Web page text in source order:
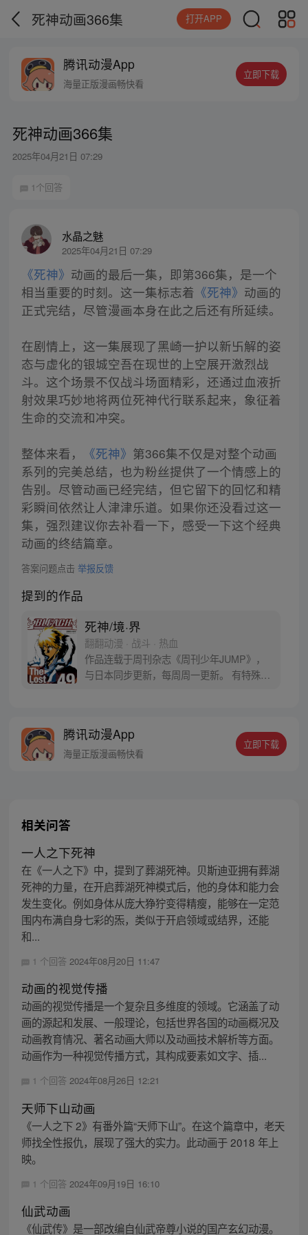
死神动画366集 打开APP
腾讯动漫App
海量正版漫画畅快看
立即下载
死神动画366集
2025年04月21日 07:29
1个回答
水晶之魅
2025年04月21日 07:29
《死神》 动画的最后一集，即第366集，是一个
相当重要的时刻。这一集标志着 《死神》 动画的
正式完结，尽管漫画本身在此之后还有所延续。
在剧情上，这一集展现了黑崎一护以新卐解的姿
态与虚化的银城空吾在现世的上空展开激烈战
斗。这个场景不仅战斗场面精彩，还通过血液折
射效果巧妙地将两位死神代行联系起来，象征着
生命的交流和冲突。
整体来看， 《死神》 第366集不仅是对整个动画
系列的完美总结，也为粉丝提供了一个情感上的
告别。尽管动画已经完结，但它留下的回忆和精
彩瞬间依然让人津津乐道。如果你还没看过这一
集，强烈建议你去补看一下，感受一下这个经典
动画的终结篇章。
答案问题点击 举报反馈
提到的作品
死神/境·界
翻翻动漫 · 战斗 · 热血
作品连载于周刊杂志《周刊少年JUMP》，
与日本同步更新，每周周一更新。 有特殊能
的和平，一护、露琪亚和伙伴们开始了漫漫
征程。
腾讯动漫App
海量正版漫画畅快看
立即下载
相关问答
一人之下死神
在《一人之下》中，提到了葬湖死神。贝斯迪亚拥有葬湖
死神的力量，在开启葬湖死神模式后，他的身体和能力会
发生变化。例如身体从庞大狰狞变得精瘦，能够在一定范
围内布满自身七彩的炁，类似于开启领域或结界，还能
和...
1 个回答 2024年08月20日 11:47
动画的视觉传播
动画的视觉传播是一个复杂且多维度的领域。它涵盖了动
画的源起和发展、一般理论，包括世界各国的动画概况及
动画教育情况、著名动画大师以及动画技术解析等方面。
动画作为一种视觉传播方式，其构成要素如文字、插...
1 个回答 2024年08月26日 12:21
天师下山动画
《一人之下 2》有番外篇“天师下山”。在这个篇章中，老天
师找全性报仇，展现了强大的实力。此动画于 2018 年上
映。
1 个回答 2024年09月19日 16:10
仙武动画
《仙武传》是一部改编自仙武帝尊小说的国产玄幻动漫。